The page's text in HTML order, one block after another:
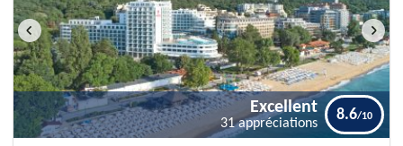
Excellent
31 appréciations
8.6